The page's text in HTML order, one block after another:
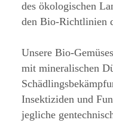
des ökologischen
den Bio-Richtlinien
Unsere Bio-
mit mineralischen
Insektiziden und
jegliche